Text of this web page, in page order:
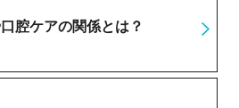
腔ケアの関係とは？